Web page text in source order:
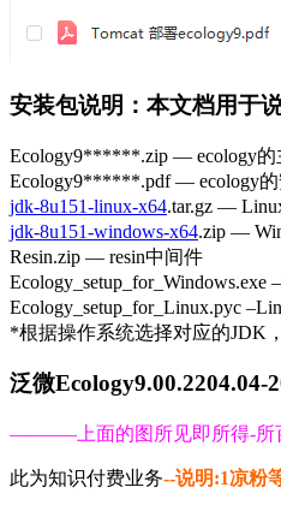
安装包说明：本文档用于
Ecology9******.zip — ecology的
Ecology9******.pdf — ecology
jdk-8u151-linux-x64.tar.gz —
jdk-8u151-windows-x64.zip —
Resin.zip — resin中间件
Ecology_setup_for_Windows.exe
Ecology_setup_for_Linux.pyc
*根据操作系统选择对应的JDK
泛微
———–上面的图所见即所得-
此为知识付费业务--说明:1凉粉